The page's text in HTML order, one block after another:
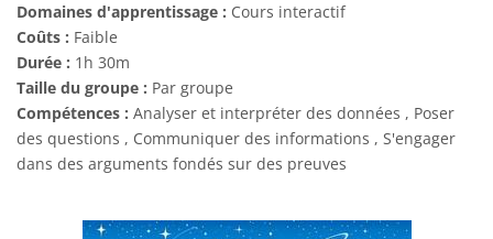
Domaines d'apprentissage : Cours interactif
Coûts : Faible
Durée : 1h 30m
Taille du groupe : Par groupe
Compétences : Analyser et interpréter des données , Poser
des questions , Communiquer des informations , S'engager
dans des arguments fondés sur des preuves